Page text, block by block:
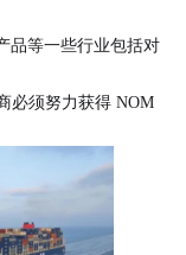
品等一些行业包括对
必须努力获得 NOM